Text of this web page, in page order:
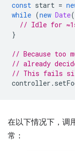
const start =
while (new Date
// Idle for
}
// Because too
// already
// This fails
controller .
在以下情况下，调
常：